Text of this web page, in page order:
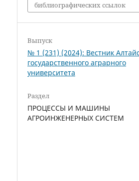
библиографических ссылок
Выпуск
№ 1 (231) (2024): Вестник
государственного аграрного
университета
Раздел
ПРОЦЕССЫ И МАШИНЫ
АГРОИНЖЕНЕРНЫХ СИСТЕМ